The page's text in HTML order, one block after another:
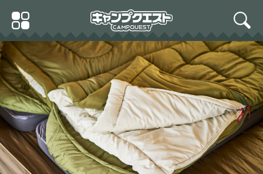
Primary
Menu
search